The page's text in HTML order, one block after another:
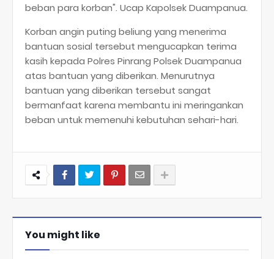
beban para korban". Ucap Kapolsek Duampanua.
Korban angin puting beliung yang menerima
bantuan sosial tersebut mengucapkan terima
kasih kepada Polres Pinrang Polsek Duampanua
atas bantuan yang diberikan. Menurutnya
bantuan yang diberikan tersebut sangat
bermanfaat karena membantu ini meringankan
beban untuk memenuhi kebutuhan sehari-hari.
You might like